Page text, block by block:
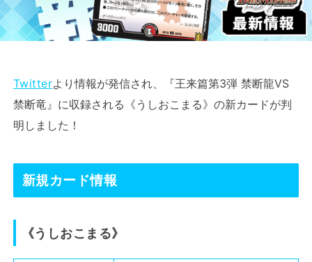
Twitterより情報が発信され、『王来篇第3弾 禁断龍VS
禁断竜』に収録される《うしおこまる》の新カードが判
明しました！
新規カード情報
《うしおこまる》